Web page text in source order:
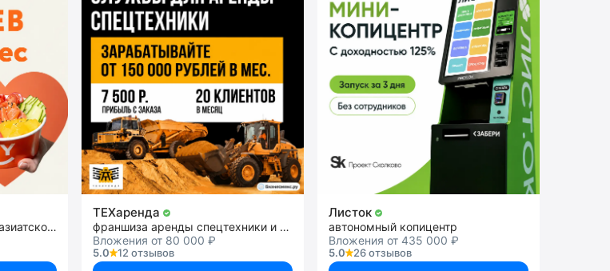
франшиза японской и паназиатской кухни
ТЕХаренда
франшиза аренды спецтехники и строительных услуг
Вложения от 80 000 ₽
5.0
12 отзывов
Листок
автономный копицентр
Вложения от 435 000 ₽
5.0
26 отзывов